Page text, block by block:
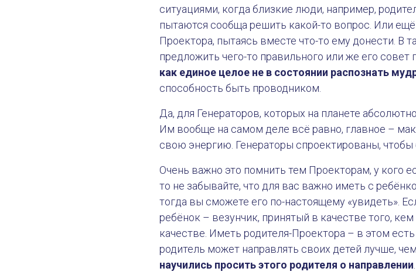
ситуациями, когда близкие люди, например,
пытаются сообща решить какой-то вопрос. Или
Проектора, пытаясь вместе что-то ему донести. В
предложить чего-то правильного или же его совет
как единое целое не в состоянии распознать
способность быть проводником.
Да, для Генераторов, которых на планете
Им вообще на самом деле всё равно, главное –
свою энергию. Генераторы спроектированы,
Очень важно это помнить тем Проекторам, у кого
то не забывайте, что для вас важно иметь с
тогда вы сможете его по-настоящему «увидеть».
ребёнок – везунчик, принятый в качестве того,
качестве. Иметь родителя-Проектора – в этом
родитель может направлять своих детей лучше,
научились просить этого родителя о направлении